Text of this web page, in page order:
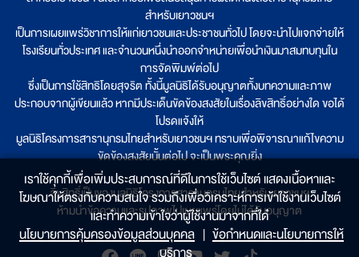
สำหรับเยาวชนฯ
เป็นการเผยแพร่วิชาการให้แก่เยาวชนและประชาชนทั่วไป โดยจะนำไปแจกจ่ายให้
โรงเรียนทั่วประเทศ และจำนวนหนึ่งนำออกจำหน่ายเพื่อนำเงินมาสมทบทุนใน
การจัดพิมพ์ต่อไป
ซึ่งเป็นการใช้สิทธิโดยสุจริต ทั้งนี้มูลนิธิได้รับอนุญาตทั้งบทความและภาพ
ประกอบจากผู้เขียนแล้ว หากมีประเด็นขัดข้องสงสัยในเรื่องลิขสิทธิ์อย่างใด ขอได้
โปรดแจ้งให้
มูลนิธิโครงการสารานุกรมไทยสำหรับเยาวชนฯ ทราบเพื่อพิจารณาแก้ไขความ
ขัดข้องสงสัยนั้นต่อไป จะเป็นพระคุณยิ่ง
ลิขสิทธิ์เป็นของมูลนิธิโครงการสารานุกรมไทยสำหรับเยาวชนฯ
ห้ามนำข้อความและรูปภาพไปเผยแพร่โดยไม่ได้รับอนุญาต
เราใช้คุกกี้เพื่อเพิ่มประสบการณ์ที่ดีในการใช้เว็บไซต์ แสดงเนื้อหาและ
โฆษณาให้ตรงกับความสนใจ รวมถึงเพื่อวิเคราะห์การเข้าใช้งานเว็บไซต์
และทำความเข้าใจว่าผู้ใช้งานมาจากที่ใด๋
นโยบายการคุ้มครองข้อมูลส่วนบุคคล | ข้อกำหนดและนโยบายการให้